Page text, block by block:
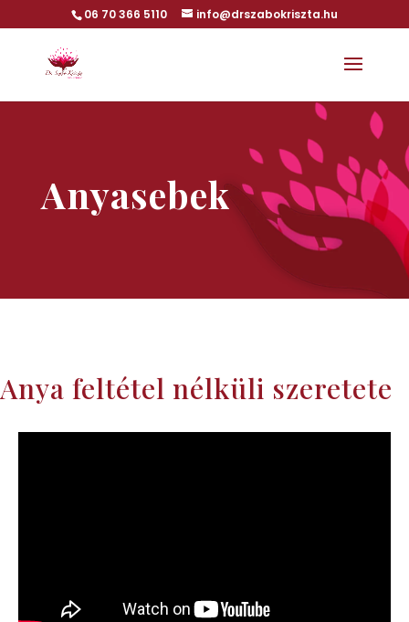
06 70 366 5110 info@drszabokriszta.hu
Anyasebek
Anya feltétel nélküli szeretete